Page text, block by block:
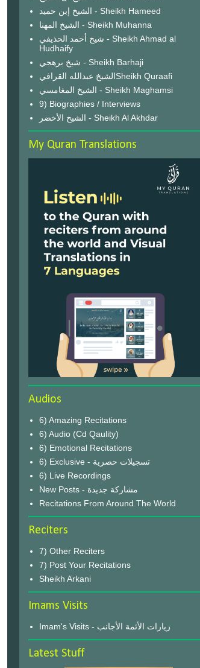
الشيخ إبن حميد - Sheikh Hameed
الشيخ المهنا - Sheikh Muhanna
شيخ أحمد الحذيفي - Sheikh Ahmad al
Hudhaify
شيخ برهجي - Sheikh Barhaji
الشيخ عبدالله القرافيSheikh Quraafi
الشيخ المغامسي - Sheikh Maghamsi
9) Biographies / Interviews
الشيخ الأخضر - Sheikh Al Akhdar
My Quran Translations
Audios
6) Amazing Recitations
6) Audio (Cd Qaulity)
6) Emotional Recitations
6) Exclusive - تسجيلات حصرية
6) Live Recordings
New Posts - مشاركة جديدة
Recitations From Around The World
Reciters
7) Other Reciters
7) Post Your Recitations
Sheikh Arkani
Imams Visits
Imam's Visits - زيارات الأئمة الأجانب
Latest Stuff